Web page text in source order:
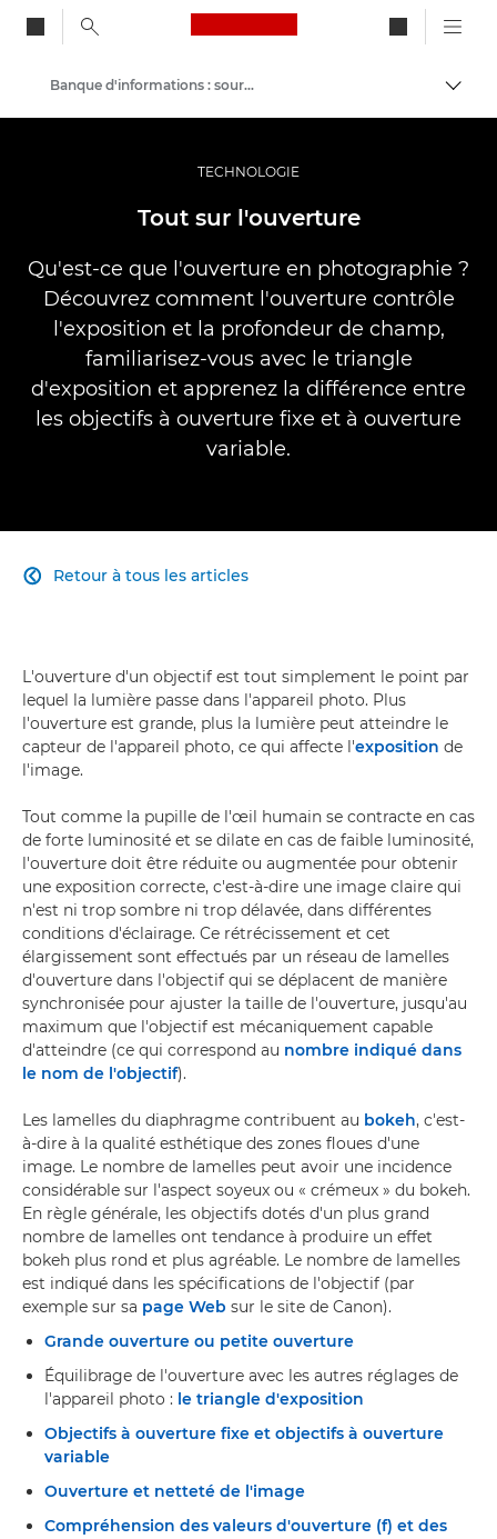
Canon Logo, back to
Vidéo et photographie professionnelles
Banque d'informations : source d'informations sur la photographie
TECHNOLOGIE
Tout sur l'ouverture
Qu'est-ce que l'ouverture en photographie ?
Découvrez comment l'ouverture contrôle
l'exposition et la profondeur de champ,
familiarisez-vous avec le triangle
d'exposition et apprenez la différence entre
les objectifs à ouverture fixe et à ouverture
variable.
Retour à tous les articles

L'ouverture d'un objectif est tout simplement le point par
lequel la lumière passe dans l'appareil photo. Plus
l'ouverture est grande, plus la lumière peut atteindre le
capteur de l'appareil photo, ce qui affecte l'exposition de
l'image.
Tout comme la pupille de l'œil humain se contracte en cas
de forte luminosité et se dilate en cas de faible luminosité,
l'ouverture doit être réduite ou augmentée pour obtenir
une exposition correcte, c'est-à-dire une image claire qui
n'est ni trop sombre ni trop délavée, dans différentes
conditions d'éclairage. Ce rétrécissement et cet
élargissement sont effectués par un réseau de lamelles
d'ouverture dans l'objectif qui se déplacent de manière
synchronisée pour ajuster la taille de l'ouverture, jusqu'au
maximum que l'objectif est mécaniquement capable
d'atteindre (ce qui correspond au nombre indiqué dans
le nom de l'objectif).
Les lamelles du diaphragme contribuent au bokeh, c'est-
à-dire à la qualité esthétique des zones floues d'une
image. Le nombre de lamelles peut avoir une incidence
considérable sur l'aspect soyeux ou « crémeux » du bokeh.
En règle générale, les objectifs dotés d'un plus grand
nombre de lamelles ont tendance à produire un effet
bokeh plus rond et plus agréable. Le nombre de lamelles
est indiqué dans les spécifications de l'objectif (par
exemple sur sa page Web sur le site de Canon).
Grande ouverture ou petite ouverture
Équilibrage de l'ouverture avec les autres réglages de
l'appareil photo : le triangle d'exposition
Objectifs à ouverture fixe et objectifs à ouverture
variable
Ouverture et netteté de l'image
Compréhension des valeurs d'ouverture (f) et des